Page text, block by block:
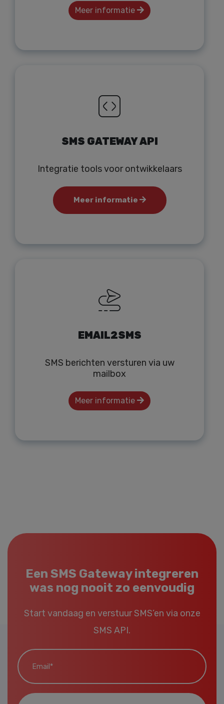
Meer informatie
SMS GATEWAY API
Integratie tools voor ontwikkelaars
Meer informatie
EMAIL2SMS
SMS berichten versturen via uw
mailbox
Meer informatie
Een SMS Gateway integreren
was nog nooit zo eenvoudig
Start vandaag en verstuur SMS’en via onze
SMS API.
Email*